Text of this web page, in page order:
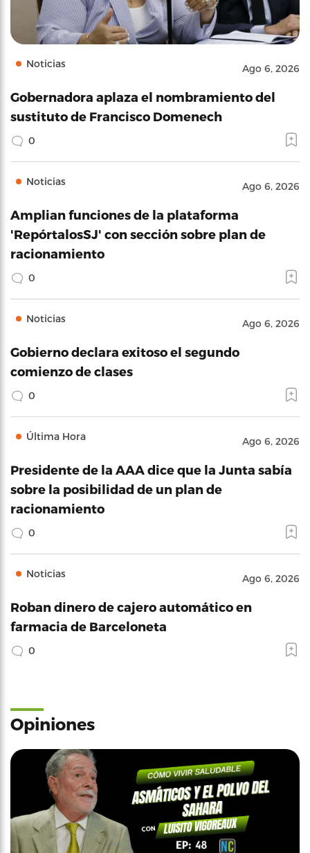
Noticias Ago 6, 2026
Gobernadora aplaza el nombramiento del
sustituto de Francisco Domenech
0
Noticias Ago 6, 2026
Amplian funciones de la plataforma
'RepórtalosSJ' con sección sobre plan de
racionamiento
0
Noticias Ago 6, 2026
Gobierno declara exitoso el segundo
comienzo de clases
0
Última Hora Ago 6, 2026
Presidente de la AAA dice que la Junta sabía
sobre la posibilidad de un plan de
racionamiento
0
Noticias Ago 6, 2026
Roban dinero de cajero automático en
farmacia de Barceloneta
0
Opiniones